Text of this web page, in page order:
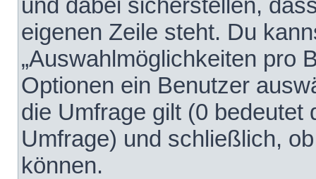
und dabei sicherstellen,
eigenen Zeile steht. Du
„Auswahlmöglichkeiten pro
Optionen ein Benutzer
die Umfrage gilt (0 bedeutet
Umfrage) und schließlich,
können.